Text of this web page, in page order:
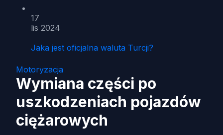
17
lis 2024
Jaka jest oficjalna waluta Turcji?
Motoryzacja
Wymiana części po
uszkodzeniach pojazdów
ciężarowych